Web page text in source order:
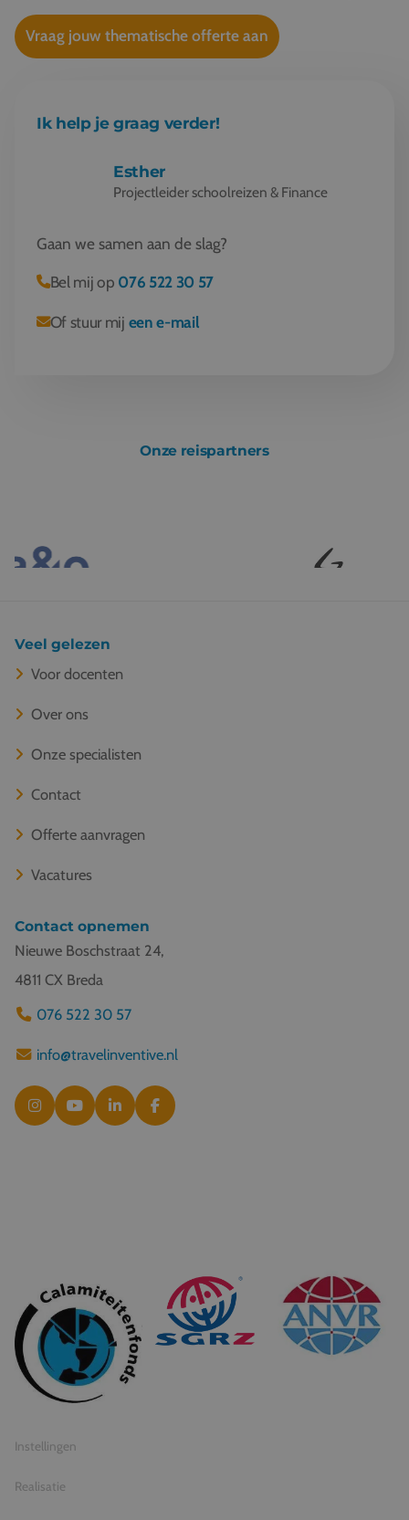
Vraag jouw thematische offerte aan
Ik help je graag verder!
Esther
Projectleider schoolreizen & Finance
Gaan we samen aan de slag?
Bel mij op 076 522 30 57
Of stuur mij een e-mail
Onze reispartners
Veel gelezen
Voor docenten
Over ons
Onze specialisten
Contact
Offerte aanvragen
Vacatures
Contact opnemen
Nieuwe Boschstraat 24,
4811 CX Breda
076 522 30 57
info@travelinventive.nl
© 2026 Travel Inventive
Algemene voorwaarden
Privacy statement
Instellingen
Realisatie